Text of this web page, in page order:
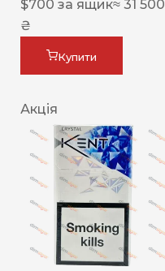
$700 за ящик≈ 31 500
₴
Купити
Акція